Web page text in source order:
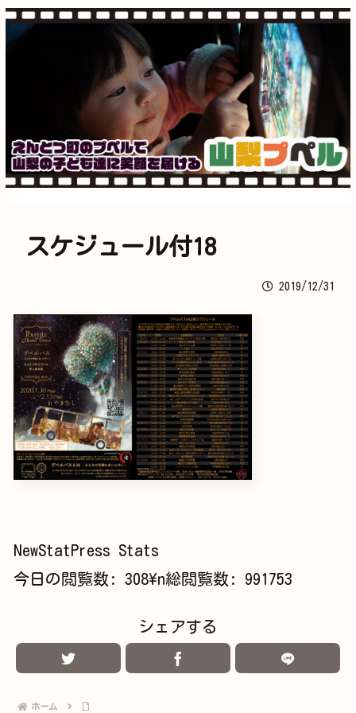
スケジュール付18
2019/12/31
NewStatPress Stats
今日の閲覧数: 308\n総閲覧数: 991753
シェアする
ホーム